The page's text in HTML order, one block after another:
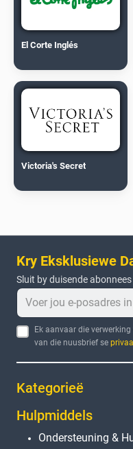
El Corte Inglés
Victoria's Secret
Kry Eksklusiewe
Sluit by duisende
Ek aanvaar die
van die nuusbrief se
Kategorieë
Hulpmiddels
Ondersteuning &